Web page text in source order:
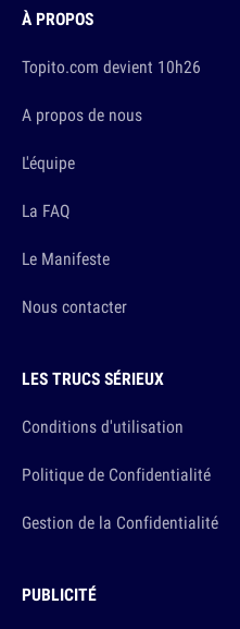
À PROPOS
Topito.com devient 10h26
A propos de nous
L'équipe
La FAQ
Le Manifeste
Nous contacter
LES TRUCS SÉRIEUX
Conditions d'utilisation
Politique de Confidentialité
Gestion de la Confidentialité
PUBLICITÉ